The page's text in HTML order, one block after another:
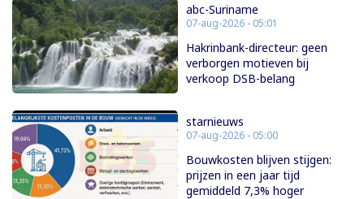
abc-Suriname
07-aug-2026 - 05:01
Hakrinbank-directeur: geen
verborgen motieven bij
verkoop DSB-belang
starnieuws
07-aug-2026 - 05:00
Bouwkosten blijven stijgen:
prijzen in een jaar tijd
gemiddeld 7,3% hoger